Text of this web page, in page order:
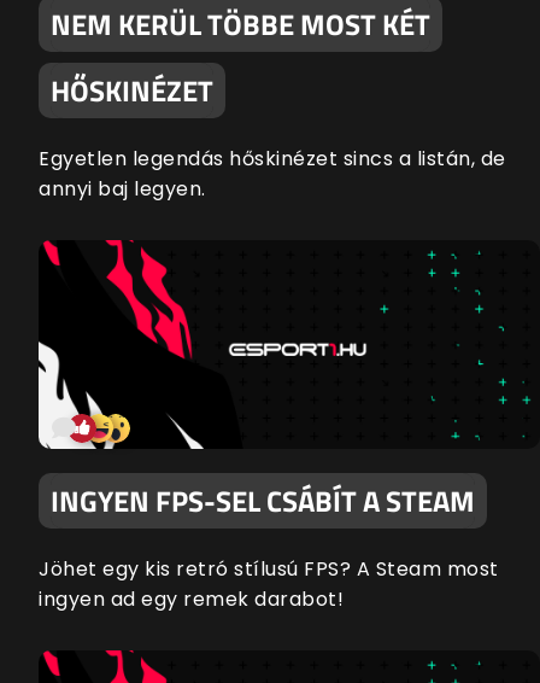
NEM KERÜL TÖBBE MOST KÉT
HŐSKINÉZET
Egyetlen legendás hőskinézet sincs a listán, de
annyi baj legyen.
INGYEN FPS-SEL CSÁBÍT A STEAM
Jöhet egy kis retró stílusú FPS? A Steam most
ingyen ad egy remek darabot!